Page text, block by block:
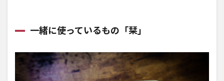
一緒に使っているもの「栞」